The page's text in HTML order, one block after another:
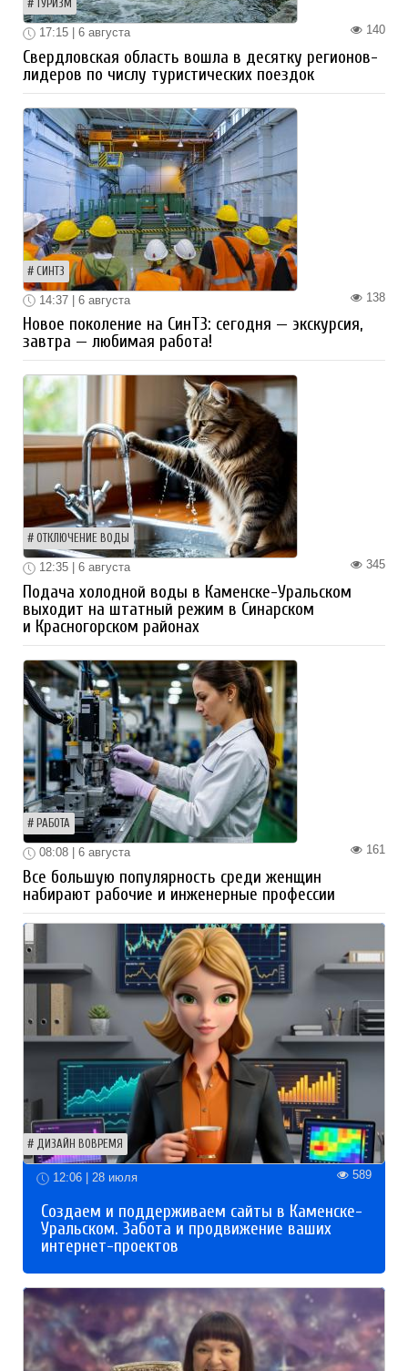
ТУРИЗМ
140
17:15 | 6 августа
Свердловская область вошла в десятку регионов-
лидеров по числу туристических поездок
СИНТЗ
138
14:37 | 6 августа
Новое поколение на СинТЗ: сегодня — экскурсия,
завтра — любимая работа!
ОТКЛЮЧЕНИЕ ВОДЫ
345
12:35 | 6 августа
Подача холодной воды в Каменске-Уральском
выходит на штатный режим в Синарском
и Красногорском районах
РАБОТА
161
08:08 | 6 августа
Все большую популярность среди женщин
набирают рабочие и инженерные профессии
ДИЗАЙН ВОВРЕМЯ
12:06 | 28 июля 589
Создаем и поддерживаем сайты в Каменске-
Уральском. Забота и продвижение ваших
интернет-проектов